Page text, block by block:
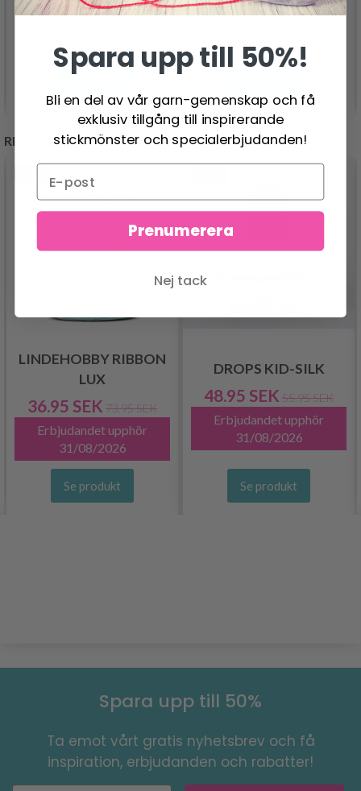
Pris från26.95 SEK Pris från26.95 SEK
REKOMMENDERAS FÖR DIG
LINDEHOBBY RIBBON
LUX
36.95 SEK 73.95 SEK
Erbjudandet upphör
31/08/2026
Se produkt
DROPS KID-SILK
48.95 SEK 55.95 SEK
Erbjudandet upphör
31/08/2026
Se produkt
Spara upp till 50%
Ta emot vårt gratis nyhetsbrev och få
inspiration, erbjudanden och rabatter!
Spara upp till 50%!
Bli en del av vår garn-gemenskap och få
exklusiv tillgång till inspirerande
stickmönster och specialerbjudanden!
Prenumerera
Nej tack